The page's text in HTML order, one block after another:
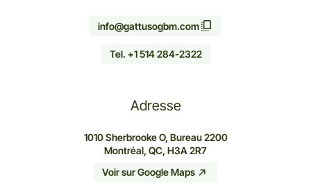
info@gattusogbm.com
Tel. +1 514 284-2322
Adresse
1010 Sherbrooke O, Bureau 2200
Montréal, QC, H3A 2R7
Voir sur Google Maps